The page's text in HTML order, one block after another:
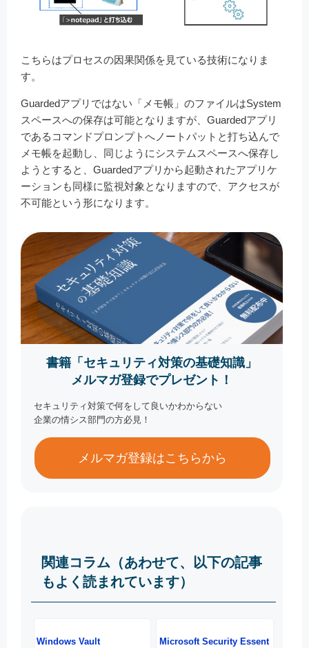
こちらはプロセスの因果関係を見ている技術になりま
す。
Guardedアプリではない「メモ帳」のファイルはSystem
スペースへの保存は可能となりますが、Guardedアプリ
であるコマンドプロンプトへノートパットと打ち込んで
メモ帳を起動し、同じようにシステムスペースへ保存し
ようとすると、Guardedアプリから起動されたアプリケ
ーションも同様に監視対象となりますので、アクセスが
不可能という形になります。
書籍「セキュリティ対策の基礎知識」
メルマガ登録でプレゼント！
セキュリティ対策で何をして良いかわからない
企業の情シス部門の方必見！
メルマガ登録はこちらから
関連コラム（あわせて、以下の記事
もよく読まれています）
Windows Vault
Microsoft Security Essent